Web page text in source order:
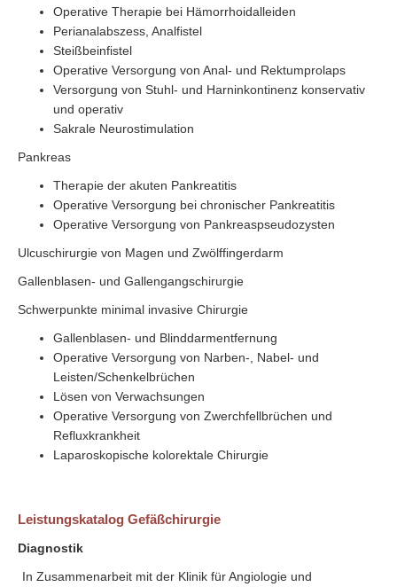
Operative Therapie bei Hämorrhoidalleiden
Perianalabszess, Analfistel
Steißbeinfistel
Operative Versorgung von Anal- und Rektumprolaps
Versorgung von Stuhl- und Harninkontinenz konservativ
und operativ
Sakrale Neurostimulation
Pankreas
Therapie der akuten Pankreatitis
Operative Versorgung bei chronischer Pankreatitis
Operative Versorgung von Pankreaspseudozysten
Ulcuschirurgie von Magen und Zwölffingerdarm
Gallenblasen- und Gallengangschirurgie
Schwerpunkte minimal invasive Chirurgie
Gallenblasen- und Blinddarmentfernung
Operative Versorgung von Narben-, Nabel- und
Leisten/Schenkelbrüchen
Lösen von Verwachsungen
Operative Versorgung von Zwerchfellbrüchen und
Refluxkrankheit
Laparoskopische kolorektale Chirurgie
Leistungskatalog Gefäßchirurgie
Diagnostik
In Zusammenarbeit mit der Klinik für Angiologie und